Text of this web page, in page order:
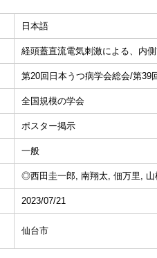
日本語
経頭蓋直流電気刺激による、内
第20回日本うつ病学会総会/第39
全国規模の学会
ポスター掲示
一般
◎西田圭一郎, 南翔太, 佃万里,
2023/07/21
仙台市